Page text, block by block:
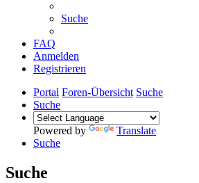
Suche
FAQ
Anmelden
Registrieren
Portal Foren-Übersicht Suche
Suche
Powered by
Translate
Suche
Suche